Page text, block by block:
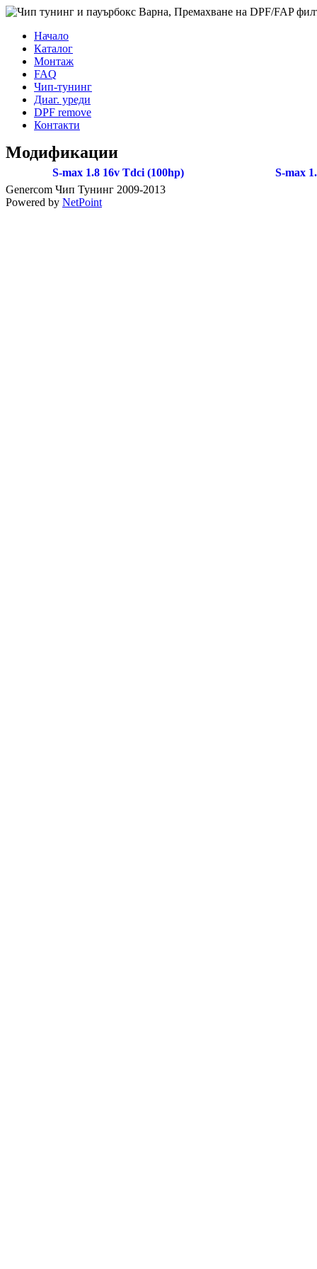
Начало
Каталог
Монтаж
FAQ
Чип-тунинг
Диаг. уреди
DPF remove
Контакти
Модификации
S-max 1.8 16v Tdci (100hp)
S-max
Genercom Чип Тунинг 2009-2013
Powered by NetPoint